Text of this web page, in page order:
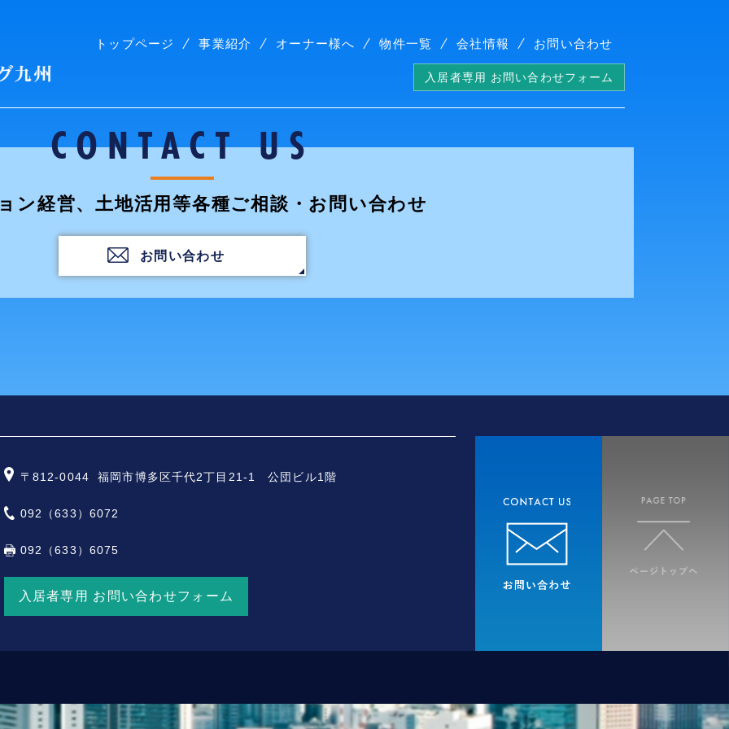
株式会社コープリビング九州
トップページ 事業紹介 オーナー様へ 物件一覧 会社情報 お問い合わせ
入居者専用 お問い合わせフォーム
CONTACT US
ン経営、土地活用等各種ご相談・お問い合わせ
お問い合わせ
〒812-0044 福岡市博多区千代2丁目21-1 公団ビル1階
092（633）6072
092（633）6075
入居者専用 お問い合わせフォーム